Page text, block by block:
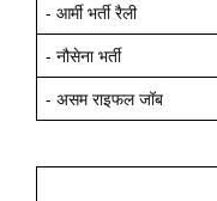
- आर्मी भर्ती रैली
- नौसेना भर्ती
- असम राइफल जॉब